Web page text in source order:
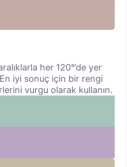
her 120°’de yer
iyi sonuç için bir rengi
vurgu olarak kullanın.